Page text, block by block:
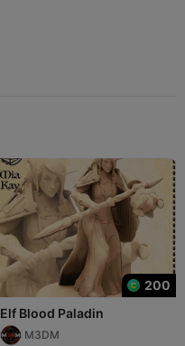
200
Elf Blood Paladin
M3DM